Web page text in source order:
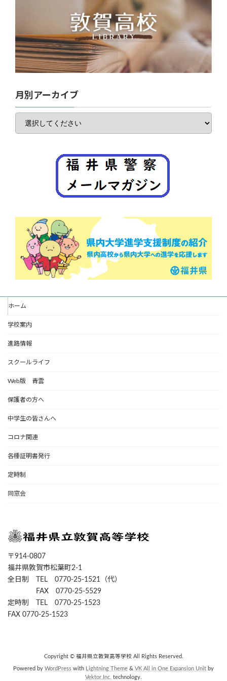
月別アーカイブ
ホーム
学校案内
進路情報
スクールライフ
Web版 青雲
保護者の方へ
中学生の皆さんへ
コロナ関連
各種証明書発行
定時制
同窓会
〒914-0807
福井県敦賀市松葉町2-1
全日制 TEL 0770-25-1521（代）
FAX 0770-25-5529
定時制 TEL 0770-25-1523
FAX 0770-25-1523
Copyright © 福井県立敦賀高等学校 All Rights Reserved.
Powered by WordPress with Lightning Theme & VK All in One Expansion Unit by
Vektor,Inc. technology.